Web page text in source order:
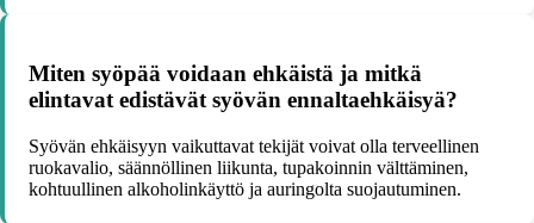
Miten syöpää voidaan ehkäistä ja mitkä
elintavat edistävät syövän ennaltaehkäisyä?
Syövän ehkäisyyn vaikuttavat tekijät voivat olla terveellinen
ruokavalio, säännöllinen liikunta, tupakoinnin välttäminen,
kohtuullinen alkoholinkäyttö ja auringolta suojautuminen.